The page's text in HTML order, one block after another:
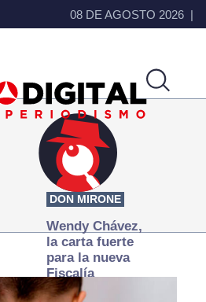
08 DE AGOSTO 2026
DON MIRONE
Wendy Chávez,
la carta fuerte
para la nueva
Fiscalía
autónoma